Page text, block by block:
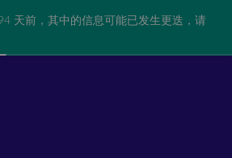
Study Notes
天前，其中的信息可能已发生更迭，请